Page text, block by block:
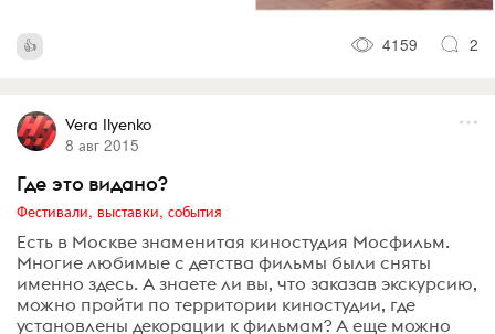
4159 2
Vera Ilyenko
8 авг 2015
Где это видано?
Фестивали, выставки, события
Есть в Москве знаменитая киностудия Мосфильм.
Многие любимые с детства фильмы были сняты
именно здесь. А знаете ли вы, что заказав экскурсию,
можно пройти по территории киностудии, где
установлены декорации к фильмам? А еще можно